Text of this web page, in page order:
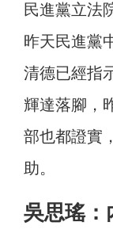
民進黨立法
昨天民進黨
清德已經指
輝達落腳，
部也都證實
助。
吳思瑤：